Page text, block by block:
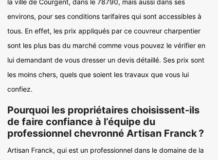
la ville de Courgent, dans le 78790, mais aussi dans ses
environs, pour ses conditions tarifaires qui sont accessibles à
tous. En effet, les prix appliqués par ce couvreur charpentier
sont les plus bas du marché comme vous pouvez le vérifier en
lui demandant de vous dresser un devis détaillé. Ses prix sont
les moins chers, quels que soient les travaux que vous lui
confiez.
Pourquoi les propriétaires choisissent-ils
de faire confiance à l’équipe du
professionnel chevronné Artisan Franck ?
Artisan Franck, qui est un professionnel dans le domaine de la